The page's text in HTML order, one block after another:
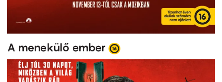
A menekülő ember